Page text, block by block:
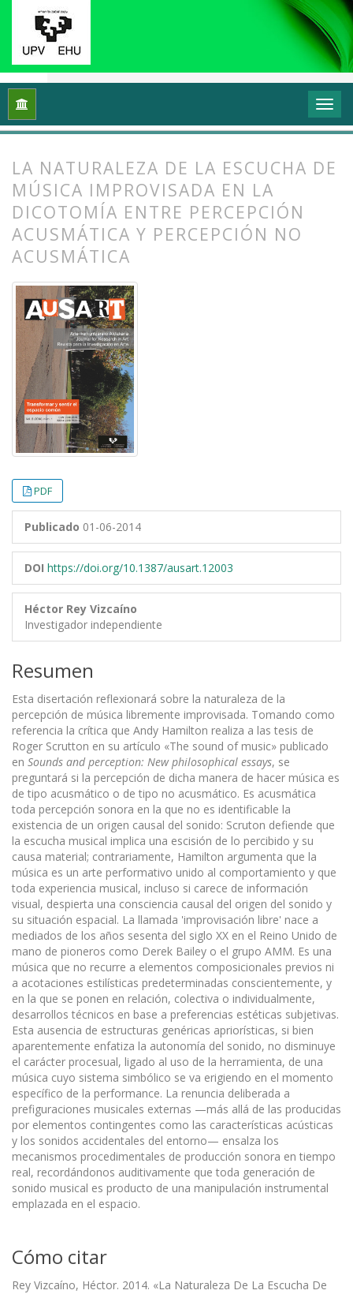
Inicio Vol. 2 Núm. 1 (2014): Transformar y sentir
LA NATURALEZA DE LA ESCUCHA DE
MÚSICA IMPROVISADA EN LA
DICOTOMÍA ENTRE PERCEPCIÓN
ACUSMÁTICA Y PERCEPCIÓN NO
ACUSMÁTICA
PDF
Publicado 01-06-2014
DOI https://doi.org/10.1387/ausart.12003
Héctor Rey Vizcaíno
Investigador independiente
Resumen
Esta disertación reflexionará sobre la naturaleza de la
percepción de música libremente improvi­sada. Tomando como
referencia la crítica que Andy Hamilton realiza a las tesis de
Roger Scrutton en su artículo «The sound of music» publicado
en Sounds and perception: New philosophical essays, se
preguntará si la percepción de dicha manera de hacer música es
de tipo acusmático o de tipo no acusmático. Es acusmática
toda percepción sonora en la que no es identificable la
existencia de un origen causal del sonido: Scruton defiende que
la escucha musical implica una escisión de lo percibido y su
causa material; contrariamente, Hamilton argumenta que la
música es un arte performativo unido al comportamiento y que
toda experiencia musical, incluso si carece de información
visual, despierta una consciencia causal del origen del sonido y
su situación espacial. La llamada 'improvisación libre' nace a
mediados de los años sesenta del siglo XX en el Reino Unido de
mano de pioneros como Derek Bailey o el grupo AMM. Es una
música que no recurre a elementos composicionales previos ni
a acotaciones estilísticas predeterminadas conscientemente, y
en la que se ponen en relación, colectiva o individualmente,
desarrollos técnicos en base a preferencias estéticas subjetivas.
Esta ausencia de estructuras genéricas apriorísticas, si bien
aparentemente enfatiza la autono­mía del sonido, no disminuye
el carácter procesual, ligado al uso de la herramienta, de una
música cuyo sistema simbólico se va erigiendo en el momento
específico de la performance. La renuncia deliberada a
prefiguraciones musicales externas —más allá de las producidas
por elementos contingentes como las características acústicas
y los sonidos accidentales del entorno— ensalza los
mecanismos procedimentales de producción sonora en tiempo
real, recordándonos auditivamente que toda generación de
sonido musical es producto de una manipulación instrumental
emplazada en el espacio.
Cómo citar
Rey Vizcaíno, Héctor. 2014. «La Naturaleza De La Escucha De